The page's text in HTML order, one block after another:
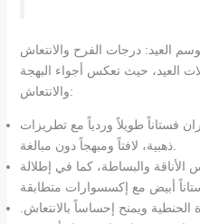
العيد، حيث تعكس أجواء البهجة
والانتعاش:
فستاناً طويلاً وردياً مع تطريزات
ذهبية، لافتاً ومبهجاً دون مبالغة.
والبساطة، كما في إطلالة
ويمنح إحساساً بالانتعاش.